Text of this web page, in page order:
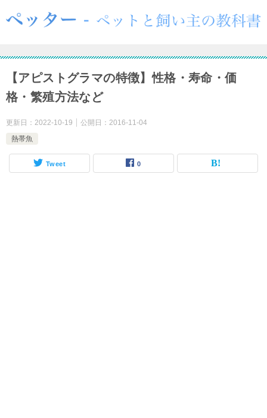
【アピストグラマの特徴】性格・寿命・価
格・繁殖方法など
更新日： 2022-10-19 公開日： 2016-11-04
熱帯魚
Tweet 0